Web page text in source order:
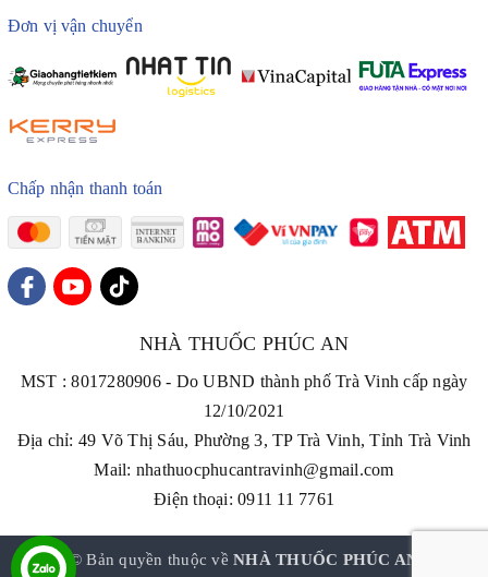
Đơn vị vận chuyển
Chấp nhận thanh toán
NHÀ THUỐC PHÚC AN
MST : 8017280906 - Do UBND thành phố Trà Vinh cấp ngày
12/10/2021
Địa chỉ: 49 Võ Thị Sáu, Phường 3, TP Trà Vinh, Tỉnh Trà Vinh
Mail: nhathuocphucantravinh@gmail.com
Điện thoại: 0911 11 7761
© Bản quyền thuộc về NHÀ THUỐC PHÚC AN